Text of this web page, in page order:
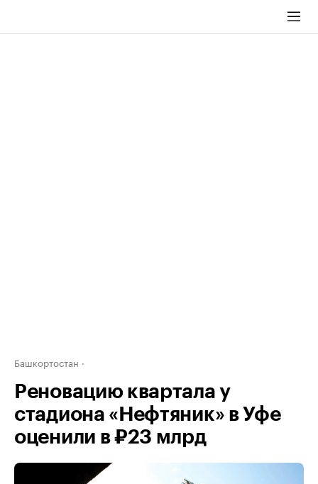
Башкортостан
Реновацию квартала у
стадиона «Нефтяник» в Уфе
оценили в ₽23 млрд